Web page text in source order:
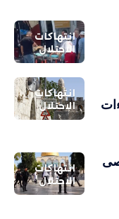
انتهاكات
الاحتلال
انتهاكات
الاحتلال
انتهاكات
الاحتلال